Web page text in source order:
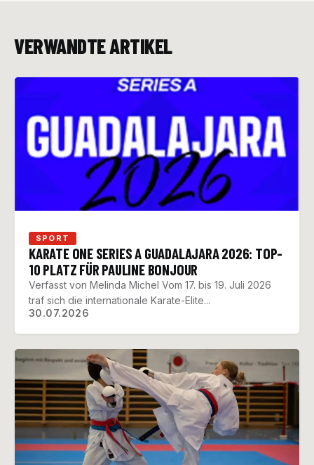
VERWANDTE ARTIKEL
SPORT
30.07.2026
KARATE ONE SERIES A GUADALAJARA 2026: TOP-
10 PLATZ FÜR PAULINE BONJOUR
Verfasst von Melinda Michel Vom 17. bis 19. Juli 2026
traf sich die internationale Karate-Elite...